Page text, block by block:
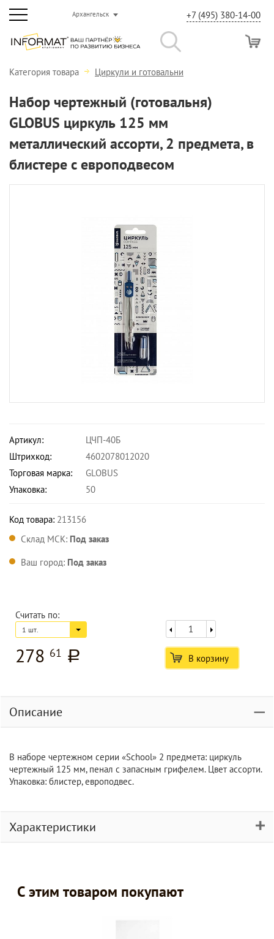
Архангельск +7 (495) 380-14-00
Категория товара Циркули и готовальни
Набор чертежный (готовальня)
GLOBUS циркуль 125 мм
металлический ассорти, 2 предмета, в
блистере с европодвесом
Артикул:
ЦЧП-40Б
Штрихкод:
4602078012020
Торговая марка:
GLOBUS
Упаковка:
50
Код товара: 213156
Склад МСК: Под заказ
Ваш город: Под заказ
Считать по:
1 шт.
278 61 a В корзину
Описание
В наборе чертежном серии «School» 2 предмета: циркуль
чертежный 125 мм, пенал с запасным грифелем. Цвет ассорти.
Упаковка: блистер, европодвес.
Характеристики
С этим товаром покупают